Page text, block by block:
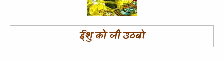
ईशु को जी उठबो